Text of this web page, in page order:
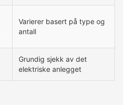
Varierer basert på type og
antall
Grundig sjekk av det
elektriske anlegget